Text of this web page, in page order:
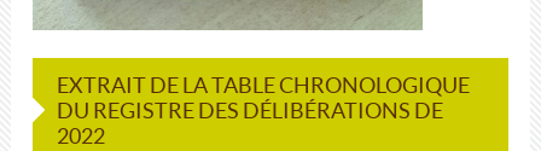
EXTRAIT DE LA TABLE CHRONOLOGIQUE
DU REGISTRE DES DÉLIBÉRATIONS DE
2022